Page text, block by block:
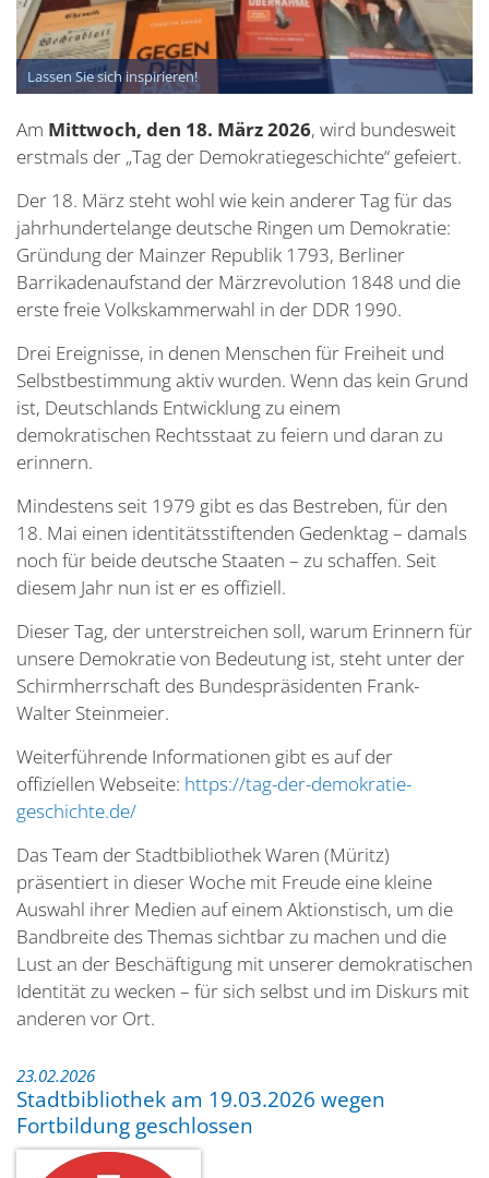
Lassen Sie sich inspirieren!
Am Mittwoch, den 18. März 2026, wird bundesweit
erstmals der „Tag der Demokratiegeschichte“ gefeiert.
Der 18. März steht wohl wie kein anderer Tag für das
jahrhundertelange deutsche Ringen um Demokratie:
Gründung der Mainzer Republik 1793, Berliner
Barrikadenaufstand der Märzrevolution 1848 und die
erste freie Volkskammerwahl in der DDR 1990.
Drei Ereignisse, in denen Menschen für Freiheit und
Selbstbestimmung aktiv wurden. Wenn das kein Grund
ist, Deutschlands Entwicklung zu einem
demokratischen Rechtsstaat zu feiern und daran zu
erinnern.
Mindestens seit 1979 gibt es das Bestreben, für den
18. Mai einen identitätsstiftenden Gedenktag – damals
noch für beide deutsche Staaten – zu schaffen. Seit
diesem Jahr nun ist er es offiziell.
Dieser Tag, der unterstreichen soll, warum Erinnern für
unsere Demokratie von Bedeutung ist, steht unter der
Schirmherrschaft des Bundespräsidenten Frank-
Walter Steinmeier.
Weiterführende Informationen gibt es auf der
offiziellen Webseite: https://tag-der-demokratie-
geschichte.de/
Das Team der Stadtbibliothek Waren (Müritz)
präsentiert in dieser Woche mit Freude eine kleine
Auswahl ihrer Medien auf einem Aktionstisch, um die
Bandbreite des Themas sichtbar zu machen und die
Lust an der Beschäftigung mit unserer demokratischen
Identität zu wecken – für sich selbst und im Diskurs mit
anderen vor Ort.
23.02.2026
Stadtbibliothek am 19.03.2026 wegen
Fortbildung geschlossen